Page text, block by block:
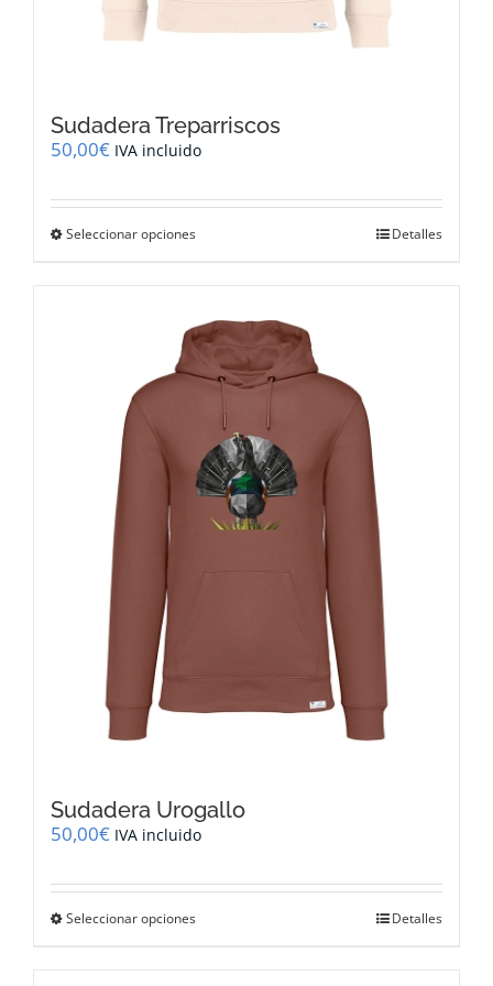
Sudadera Treparriscos
50,00€ IVA incluido
Seleccionar opciones
variantes.
Las
opciones
se
pueden
elegir
en
la
página
de
Detalles
Sudadera Urogallo
50,00€ IVA incluido
Seleccionar opciones Detalles